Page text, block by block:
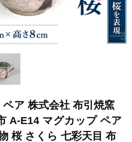
ア 株式会社 布引焼窯
A-E14 マグカップ ペア
桜 さくら 七彩天目 布